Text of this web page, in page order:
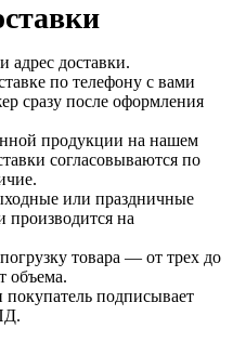
адрес доставки.
по телефону с вами
сразу после оформления
продукции на нашем
согласовываются по
или праздничные
производится на
товара — от трех до
объема.
подписывает